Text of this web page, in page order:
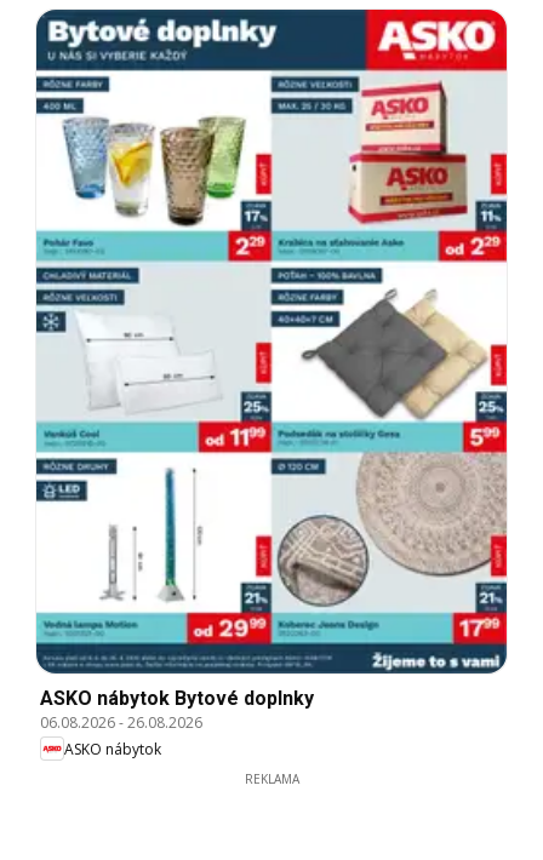
ASKO nábytok Bytové doplnky
06.08.2026-26.08.2026
ASKO nábytok
REKLAMA